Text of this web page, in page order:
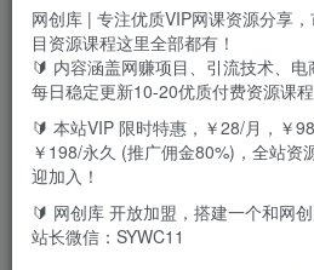
课程介绍垂直类目不做杂货铺，符
推流精准，选品非常简单商品数量
1000个，3倍加价4.8折，自然流命
1688货源筛选1688优质供货商（二
网创库 | 专注优质VIP网课资源分享
目资源课程这里全部都有！
🔰 内容涵盖网赚项目、引流技术、电
每日稳定更新10-20优质付费资源课程
🔰 本站VIP 限时特惠，￥28/月，￥
￥198/永久 (推广佣金80%)，全站资
迎加入！
🔰 网创库 开放加盟，搭建一个和网
站长微信：SYWC11